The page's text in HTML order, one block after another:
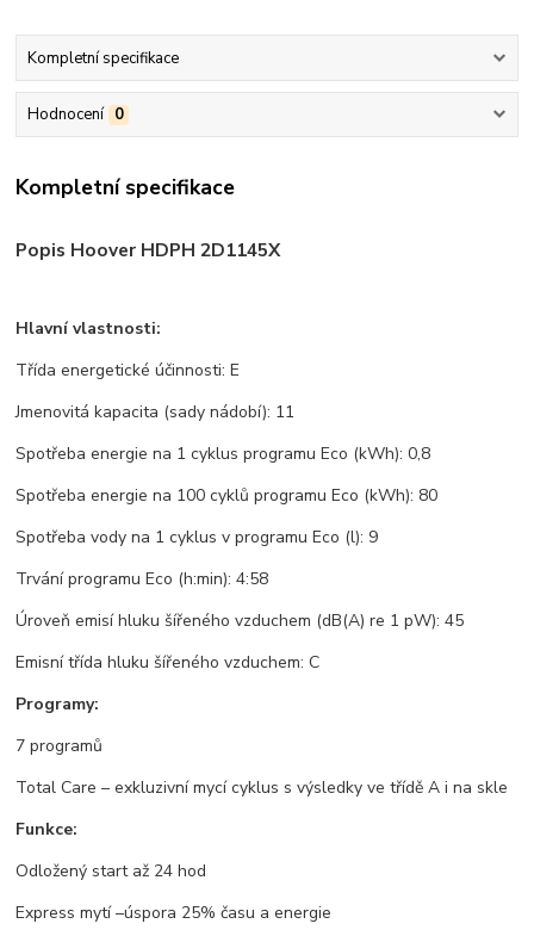
Kompletní specifikace
Hodnocení 0
Kompletní specifikace
Popis Hoover HDPH 2D1145X
Hlavní vlastnosti:
Třída energetické účinnosti: E
Jmenovitá kapacita (sady nádobí): 11
Spotřeba energie na 1 cyklus programu Eco (kWh): 0,8
Spotřeba energie na 100 cyklů programu Eco (kWh): 80
Spotřeba vody na 1 cyklus v programu Eco (l): 9
Trvání programu Eco (h:min): 4:58
Úroveň emisí hluku šířeného vzduchem (dB(A) re 1 pW): 45
Emisní třída hluku šířeného vzduchem: C
Programy:
7 programů
Total Care – exkluzivní mycí cyklus s výsledky ve třídě A i na skle
Funkce:
Odložený start až 24 hod
Express mytí –úspora 25% času a energie